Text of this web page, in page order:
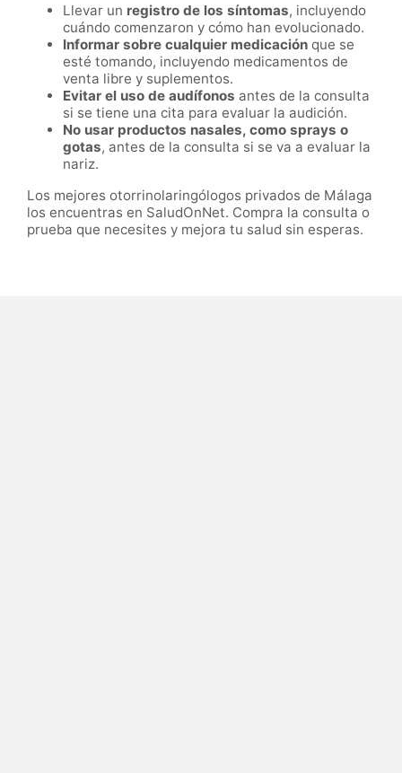
Llevar un registro de los síntomas, incluyendo
cuándo comenzaron y cómo han evolucionado.
Informar sobre cualquier medicación que se
esté tomando, incluyendo medicamentos de
venta libre y suplementos.
Evitar el uso de audífonos antes de la consulta
si se tiene una cita para evaluar la audición.
No usar productos nasales, como sprays o
gotas, antes de la consulta si se va a evaluar la
nariz.
Los mejores otorrinolaringólogos privados de Málaga
los encuentras en SaludOnNet. Compra la consulta o
prueba que necesites y mejora tu salud sin esperas.